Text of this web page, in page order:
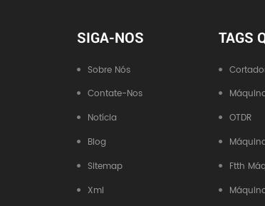
SIGA-NOS
Sobre Nós
Contate-Nos
Notícia
Blog
Sitemap
Xml
TAGS
OTDR
Ftth